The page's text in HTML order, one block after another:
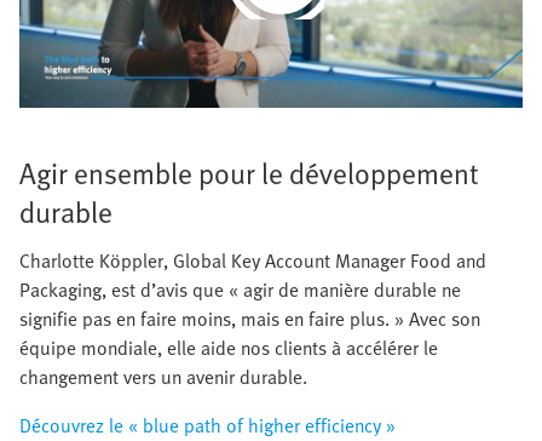
Video
Agir ensemble pour le développement
durable
Charlotte Köppler, Global Key Account Manager Food and
Packaging, est d’avis que « agir de manière durable ne
signifie pas en faire moins, mais en faire plus. » Avec son
équipe mondiale, elle aide nos clients à accélérer le
changement vers un avenir durable.
Découvrez le « blue path of higher efficiency »